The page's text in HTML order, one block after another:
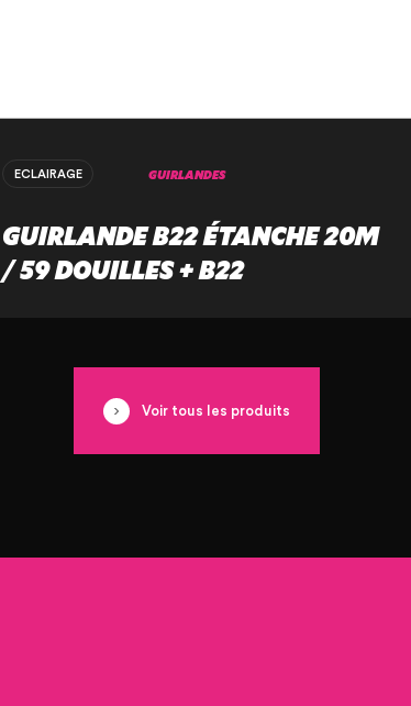
ECLAIRAGE GUIRLANDES
GUIRLANDE B22 ÉTANCHE 20M
/ 59 DOUILLES + B22
Voir tous les produits